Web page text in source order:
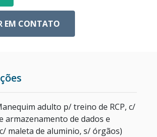
PARA MICROSCÓPIOS
COM CÂMERA
DE MICROSCÓPIO
PARA MICROSCÓPIO
EM CONTATO
adulto p/ treino de RCP, c/
armazenamento de dados e
maleta de aluminio, s/ órgãos)